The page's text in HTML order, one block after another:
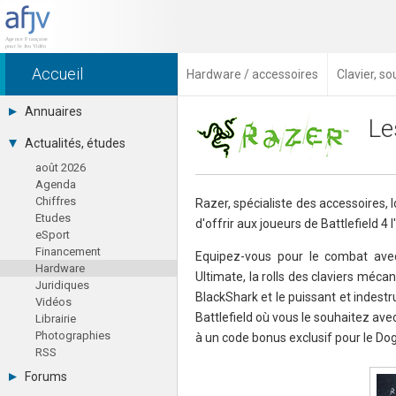
Accueil Hardware / accessoires Clavier,
Annuaires
Toutes les sociétés (691)
Studios (418)
Editeurs (49)
Distributeurs (16)
Hard. / Accessoires (10)
Middlewares (15)
Prestataires (99)
Assoc. / Syndicats (21)
Formations / Ecoles (46)
Presse spécialisée (17)
Actualités, études
août 2026
Agenda
Chiffres
Etudes
eSport
Financement
Hardware
Juridiques
Vidéos
Librairie
Photographies
RSS
Forums
Razer, spécialiste des
d'offrir aux joueurs de Battlefield 4
Equipez-vous pour le combat
Ultimate, la rolls des claviers
BlackShark et le puissant et
Battlefield où vous le souhaitez
à un code bonus exclusif pour le